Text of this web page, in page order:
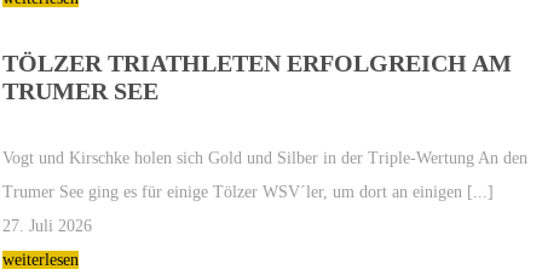
TÖLZER TRIATHLETEN ERFOLGREICH AM
TRUMER SEE
Vogt und Kirschke holen sich Gold und Silber in der Triple-Wertung An den
Trumer See ging es für einige Tölzer WSV´ler, um dort an einigen [...]
27. Juli 2026
weiterlesen